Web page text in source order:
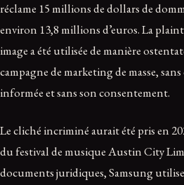
réclame 15 millions de dollars de
environ 13,8 millions d’euros. La
image a été utilisée de manière
campagne de marketing de masse,
informée et sans son consentement.
Le cliché incriminé aurait été pris en
du festival de musique Austin City
documents juridiques, Samsung